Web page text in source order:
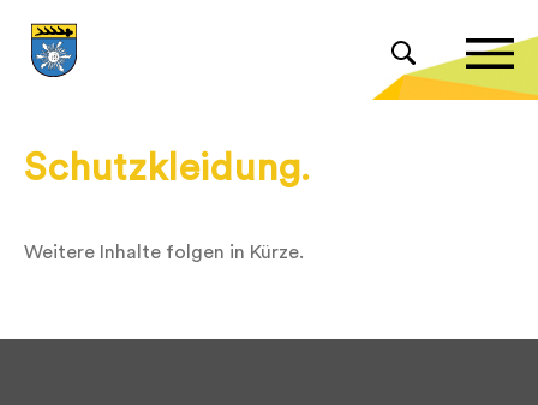
Schutzkleidung.
Weitere Inhalte folgen in Kürze.